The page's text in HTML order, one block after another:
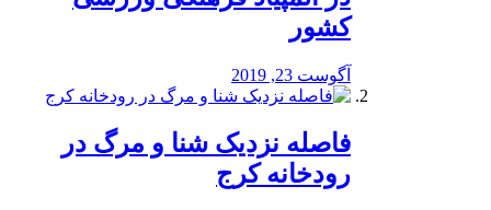
کشور
آگوست 23, 2019
️فاصله نزدیک شنا و مرگ در
رودخانه کرج